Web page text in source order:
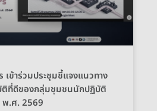
เข้าร่วมประชุมชี้แจงแนวทาง
ติที่ดีของกลุ่มชุมชนนักปฏิบัติ
พ.ศ. 2569